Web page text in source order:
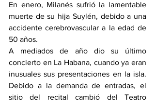
En enero, Milanés sufrió la lamentable
muerte de su hija Suylén, debido a una
accidente cerebrovascular a la edad de
50 años.
A mediados de año dio su último
concierto en La Habana, cuando ya eran
inusuales sus presentaciones en la isla.
Debido a la demanda de entradas, el
sitio del recital cambió del Teatro